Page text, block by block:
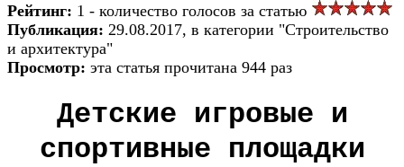
Рейтинг: 1 - количество голосов за статью
Публикация: 29.08.2017, в категории "Строительство
и архитектура"
Просмотр: эта статья прочитана 944 раз
Детские игровые и
спортивные площадки